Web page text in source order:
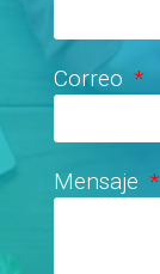
Correo
Mensaje